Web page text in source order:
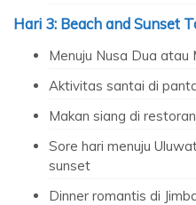
Hari 3: Beach and Sunset
Menuju Nusa Dua atau
Aktivitas santai di
Makan siang di
Sore hari menuju
sunset
Dinner romantis di